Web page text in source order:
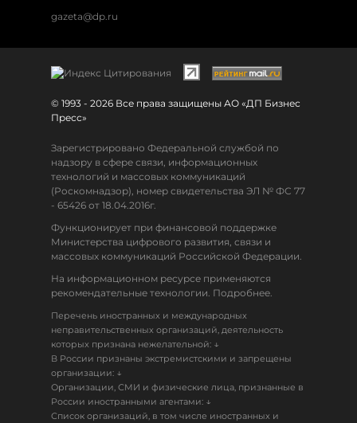
gazeta@dp.ru
© 1993 - 2026 Все права защищены АО «ДП Бизнес
Пресс»
Зарегистрировано Федеральной службой по
надзору в сфере связи, информационных
технологий и массовых коммуникаций
(Роскомнадзор), номер свидетельства ЭЛ № ФС 77
- 65426 от 18.04.2016г.
Функционирует при финансовой поддержке
Министерства цифрового развития, связи и
массовых коммуникаций Российской Федерации.
На информационном ресурсе применяются
рекомендательные технологии. Подробнее.
Перечень иностранных и международных
неправительственных организаций, деятельность
которых признана нежелательной: ↓
В России признаны экстремистскими и запрещены
организации: ↓
Организации, СМИ и физические лица, признанные в
России иностранными агентами: ↓
Список организаций, в том числе иностранных и